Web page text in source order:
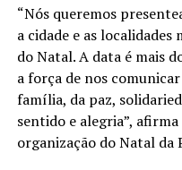
“Nós queremos
a cidade e as
do Natal. A data é mais
a força de nos
família, da paz,
sentido e alegria”,
organização do Natal da